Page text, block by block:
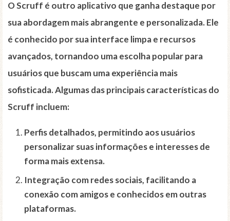
O Scruff é outro aplicativo que ganha destaque por
sua abordagem mais abrangente e personalizada. Ele
é conhecido por sua interface limpa e recursos
avançados, tornandoo uma escolha popular para
usuários que buscam uma experiência mais
sofisticada. Algumas das principais características do
Scruff incluem:
Perfis detalhados, permitindo aos usuários
personalizar suas informações e interesses de
forma mais extensa.
Integração com redes sociais, facilitando a
conexão com amigos e conhecidos em outras
plataformas.